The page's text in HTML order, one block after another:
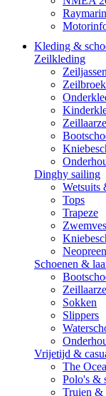
Kleding &
Zeilkleding
Zeiljassen
Dinghy sailing
Wetsuits
Tops
Trapeze
Schoenen &
Sokken
Slippers
Vrijetijd &
The
Polo's &
Truien &